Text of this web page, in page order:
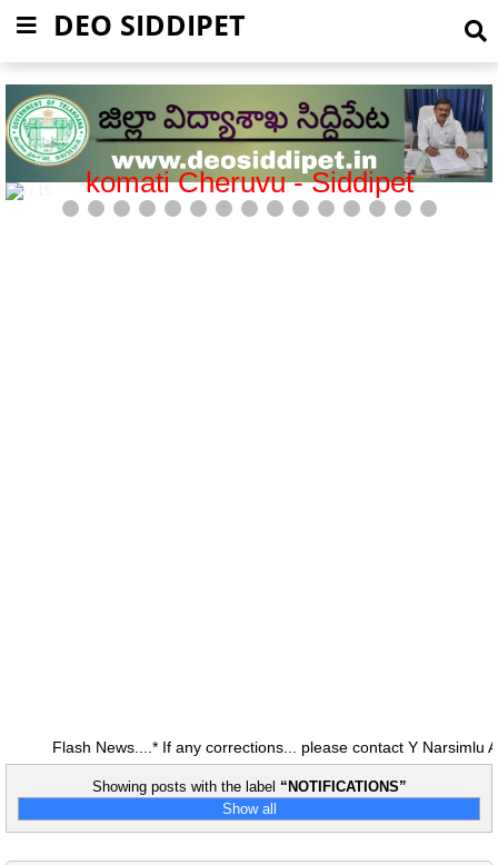
DEO SIDDIPET
5 / 15 Mission Bhagiratha-Siddipet
Flash News....* If any corrections... please contact Y Narsimlu
Showing posts with the label
NOTIFICATIONS
Show all